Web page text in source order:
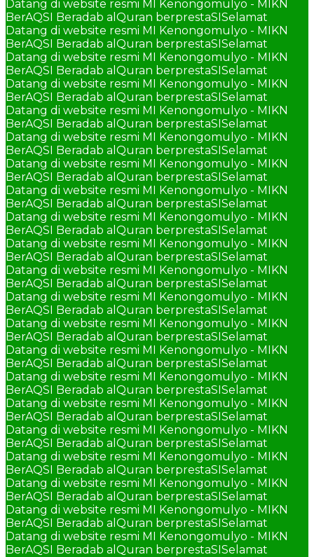
Datang di website resmi MI Kenongomulyo - MIKN
BerAQSI Beradab alQuran berprestaSISelamat
Datang di website resmi MI Kenongomulyo - MIKN
BerAQSI Beradab alQuran berprestaSISelamat
Datang di website resmi MI Kenongomulyo - MIKN
BerAQSI Beradab alQuran berprestaSISelamat
Datang di website resmi MI Kenongomulyo - MIKN
BerAQSI Beradab alQuran berprestaSISelamat
Datang di website resmi MI Kenongomulyo - MIKN
BerAQSI Beradab alQuran berprestaSISelamat
Datang di website resmi MI Kenongomulyo - MIKN
BerAQSI Beradab alQuran berprestaSISelamat
Datang di website resmi MI Kenongomulyo - MIKN
BerAQSI Beradab alQuran berprestaSISelamat
Datang di website resmi MI Kenongomulyo - MIKN
BerAQSI Beradab alQuran berprestaSISelamat
Datang di website resmi MI Kenongomulyo - MIKN
BerAQSI Beradab alQuran berprestaSISelamat
Datang di website resmi MI Kenongomulyo - MIKN
BerAQSI Beradab alQuran berprestaSISelamat
Datang di website resmi MI Kenongomulyo - MIKN
BerAQSI Beradab alQuran berprestaSISelamat
Datang di website resmi MI Kenongomulyo - MIKN
BerAQSI Beradab alQuran berprestaSISelamat
Datang di website resmi MI Kenongomulyo - MIKN
BerAQSI Beradab alQuran berprestaSISelamat
Datang di website resmi MI Kenongomulyo - MIKN
BerAQSI Beradab alQuran berprestaSISelamat
Datang di website resmi MI Kenongomulyo - MIKN
BerAQSI Beradab alQuran berprestaSISelamat
Datang di website resmi MI Kenongomulyo - MIKN
BerAQSI Beradab alQuran berprestaSISelamat
Datang di website resmi MI Kenongomulyo - MIKN
BerAQSI Beradab alQuran berprestaSISelamat
Datang di website resmi MI Kenongomulyo - MIKN
BerAQSI Beradab alQuran berprestaSISelamat
Datang di website resmi MI Kenongomulyo - MIKN
BerAQSI Beradab alQuran berprestaSISelamat
Datang di website resmi MI Kenongomulyo - MIKN
BerAQSI Beradab alQuran berprestaSISelamat
Datang di website resmi MI Kenongomulyo - MIKN
BerAQSI Beradab alQuran berprestaSISelamat